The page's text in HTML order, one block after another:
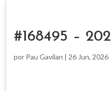
#168495 –
por Pau Gavilan | 26 Jun, 2026